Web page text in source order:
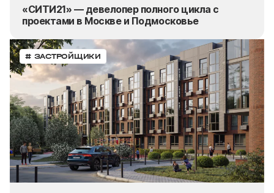
«СИТИ21» — девелопер полного цикла с
проектами в Москве и Подмосковье
# ЗАСТРОЙЩИКИ